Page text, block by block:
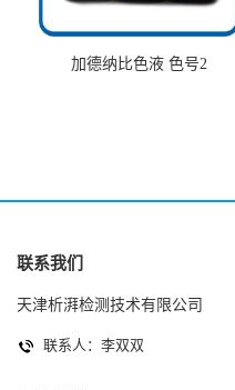
加德纳比色液 色号2
联系我们
天津析湃检测技术有限公司
联系人：李双双